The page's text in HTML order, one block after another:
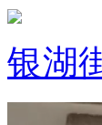
银湖